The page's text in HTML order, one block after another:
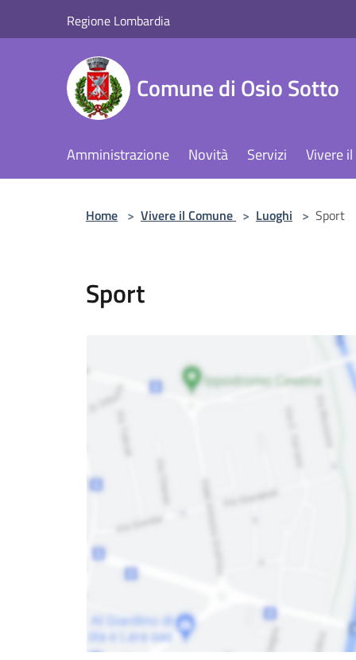
Regione Lombardia
Comune di Osio Sotto
Amministrazione Novità Servizi Vivere
Home > Vivere il Comune > Luoghi > Sport
Sport